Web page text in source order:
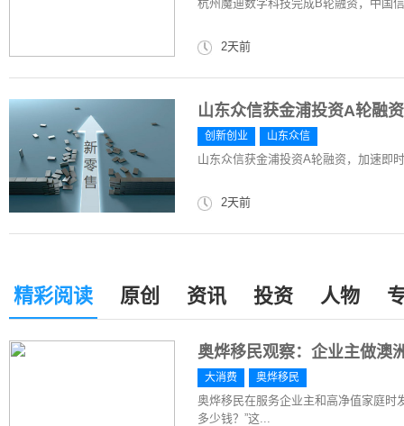
杭州魔迪数字科技完成B轮融资，中国
2天前
山东众信获金浦投资A轮融
创新创业 山东众信
山东众信获金浦投资A轮融资，加速即
2天前
精彩阅读 原创 资讯 投资 人物
奥烨移民观察：企业主做澳
大消费 奥烨移民
奥烨移民在服务企业主和高净值家庭时
多少钱？”这...